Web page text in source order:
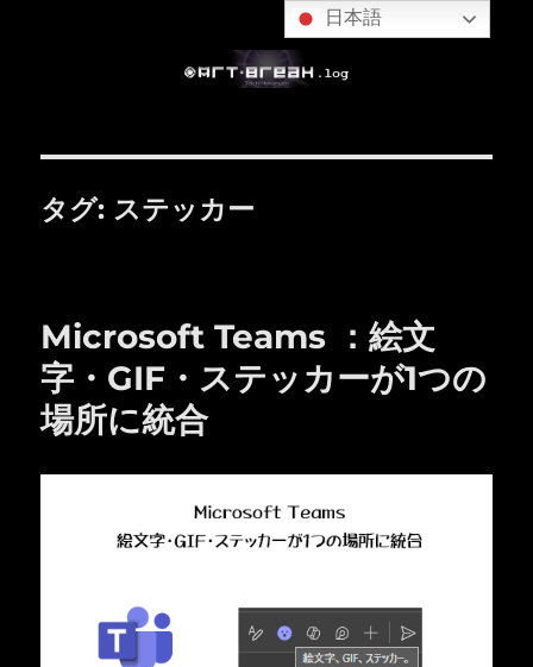
タグ: ステッカー
Microsoft Teams ：絵文
字・GIF・ステッカーが1つの
場所に統合
日本語